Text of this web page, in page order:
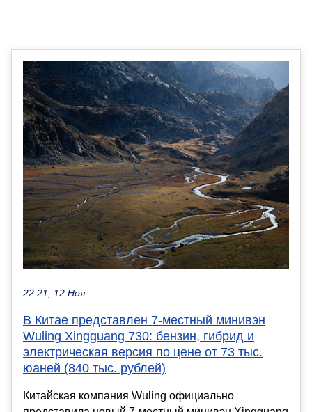
22:21, 12 Ноя
В Китае представлен 7-местный минивэн
Wuling Xingguang 730: бензин, гибрид и
электрическая версия по цене от 73 тыс.
юаней (840 тыс. рублей)
Китайская компания Wuling официально